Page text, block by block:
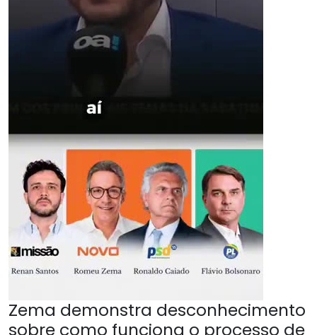
Zema demonstra desconhecimento
sobre como funciona o processo de